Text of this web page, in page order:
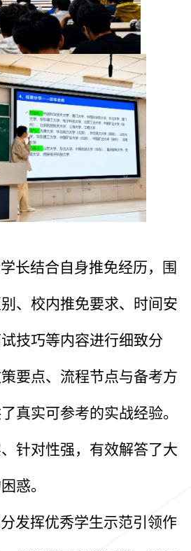
长结合自身推免经历，围
、校内推免要求、时间安
技巧等内容进行细致分
要点、流程节点与备考方
真实可参考的实战经验。
针对性强，有效解答了大
惑。
发挥优秀学生示范引领作